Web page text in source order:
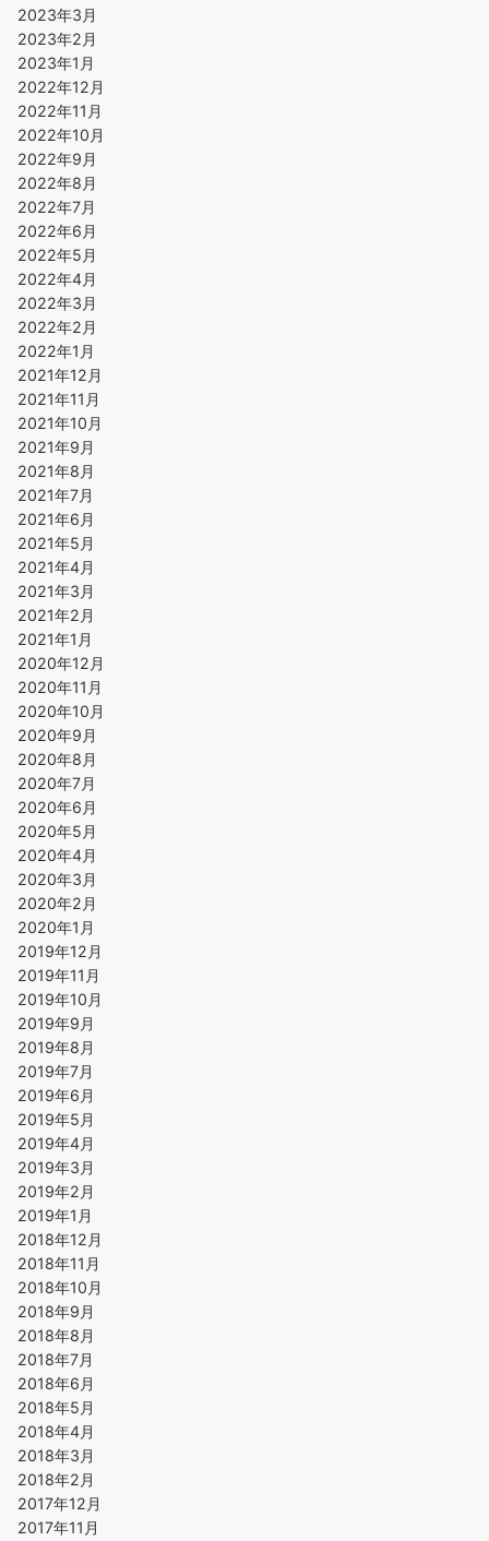
2023年3月
2023年2月
2023年1月
2022年12月
2022年11月
2022年10月
2022年9月
2022年8月
2022年7月
2022年6月
2022年5月
2022年4月
2022年3月
2022年2月
2022年1月
2021年12月
2021年11月
2021年10月
2021年9月
2021年8月
2021年7月
2021年6月
2021年5月
2021年4月
2021年3月
2021年2月
2021年1月
2020年12月
2020年11月
2020年10月
2020年9月
2020年8月
2020年7月
2020年6月
2020年5月
2020年4月
2020年3月
2020年2月
2020年1月
2019年12月
2019年11月
2019年10月
2019年9月
2019年8月
2019年7月
2019年6月
2019年5月
2019年4月
2019年3月
2019年2月
2019年1月
2018年12月
2018年11月
2018年10月
2018年9月
2018年8月
2018年7月
2018年6月
2018年5月
2018年4月
2018年3月
2018年2月
2017年12月
2017年11月